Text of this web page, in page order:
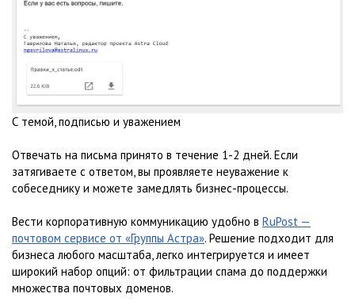
С темой, подписью и уважением
Отвечать на письма принято в течение 1-2 дней. Если
затягиваете с ответом, вы проявляете неуважение к
собеседнику и можете замедлять бизнес-процессы.
Вести корпоративную коммуникацию удобно в RuPost —
почтовом сервисе от «Группы Астра». Решение подходит для
бизнеса любого масштаба, легко интегрируется и имеет
широкий набор опций: от фильтрации спама до поддержки
множества почтовых доменов.